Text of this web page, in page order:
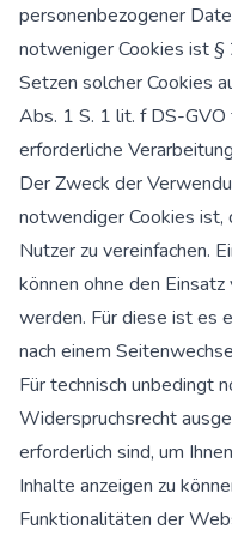
personenbezogener
notweniger Cookies ist
Setzen solcher Cookies
Abs. 1 S. 1 lit. f DS-GVO
erforderliche
Der Zweck der
notwendiger Cookies
Nutzer zu vereinfachen.
können ohne den
werden. Für diese ist es
nach einem
Für technisch unbedingt
Widerspruchsrecht
erforderlich sind, um
Inhalte anzeigen zu
Funktionalitäten der